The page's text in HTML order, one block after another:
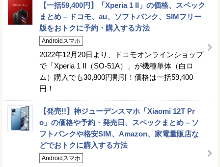
【一括59,400円】「Xperia 1 II」の価格、スペック
まとめ – ドコモ、au、ソフトバンク、SIMフリー
版をおトクに予約・購入する方法
Androidスマホ
2022年12月20日より、ドコモオンラインショップ
で「Xperia 1 II（SO-51A）」が機種単体（白ロ
ム）購入でも30,800円割引！価格は一括59,400
円！
【発売!!】神ジューデンスマホ「Xiaomi 12T Pr
o」の価格や予約・発売日、スペックまとめ – ソ
フトバンクや格安SIM、Amazon、家電量販店な
どでおトクに購入する方法
Androidスマホ